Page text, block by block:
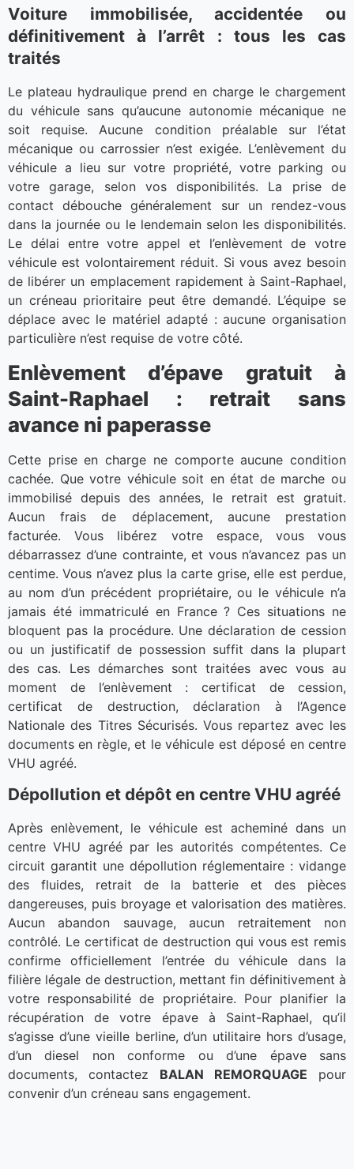
Voiture immobilisée, accidentée ou
définitivement à l’arrêt : tous les cas
traités
Le plateau hydraulique prend en charge le chargement
du véhicule sans qu’aucune autonomie mécanique ne
soit requise. Aucune condition préalable sur l’état
mécanique ou carrossier n’est exigée. L’enlèvement du
véhicule a lieu sur votre propriété, votre parking ou
votre garage, selon vos disponibilités. La prise de
contact débouche généralement sur un rendez-vous
dans la journée ou le lendemain selon les disponibilités.
Le délai entre votre appel et l’enlèvement de votre
véhicule est volontairement réduit. Si vous avez besoin
de libérer un emplacement rapidement à Saint-Raphael,
un créneau prioritaire peut être demandé. L’équipe se
déplace avec le matériel adapté : aucune organisation
particulière n’est requise de votre côté.
Enlèvement d’épave gratuit à
Saint-Raphael : retrait sans
avance ni paperasse
Cette prise en charge ne comporte aucune condition
cachée. Que votre véhicule soit en état de marche ou
immobilisé depuis des années, le retrait est gratuit.
Aucun frais de déplacement, aucune prestation
facturée. Vous libérez votre espace, vous vous
débarrassez d’une contrainte, et vous n’avancez pas un
centime. Vous n’avez plus la carte grise, elle est perdue,
au nom d’un précédent propriétaire, ou le véhicule n’a
jamais été immatriculé en France ? Ces situations ne
bloquent pas la procédure. Une déclaration de cession
ou un justificatif de possession suffit dans la plupart
des cas. Les démarches sont traitées avec vous au
moment de l’enlèvement : certificat de cession,
certificat de destruction, déclaration à l’Agence
Nationale des Titres Sécurisés. Vous repartez avec les
documents en règle, et le véhicule est déposé en centre
VHU agréé.
Dépollution et dépôt en centre VHU agréé
Après enlèvement, le véhicule est acheminé dans un
centre VHU agréé par les autorités compétentes. Ce
circuit garantit une dépollution réglementaire : vidange
des fluides, retrait de la batterie et des pièces
dangereuses, puis broyage et valorisation des matières.
Aucun abandon sauvage, aucun retraitement non
contrôlé. Le certificat de destruction qui vous est remis
confirme officiellement l’entrée du véhicule dans la
filière légale de destruction, mettant fin définitivement à
votre responsabilité de propriétaire. Pour planifier la
récupération de votre épave à Saint-Raphael, qu’il
s’agisse d’une vieille berline, d’un utilitaire hors d’usage,
d’un diesel non conforme ou d’une épave sans
documents, contactez BALAN REMORQUAGE pour
convenir d’un créneau sans engagement.